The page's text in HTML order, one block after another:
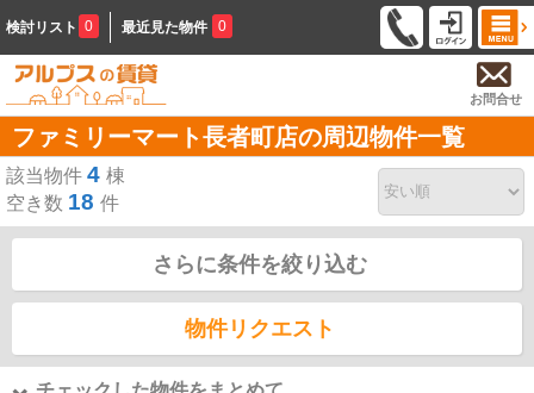
検討リスト 0 最近見た物件 0
お問合せ
ファミリーマート長者町店の周辺物件一覧
該当物件 4 棟
空き数 18 件
さらに条件を絞り込む
物件リクエスト